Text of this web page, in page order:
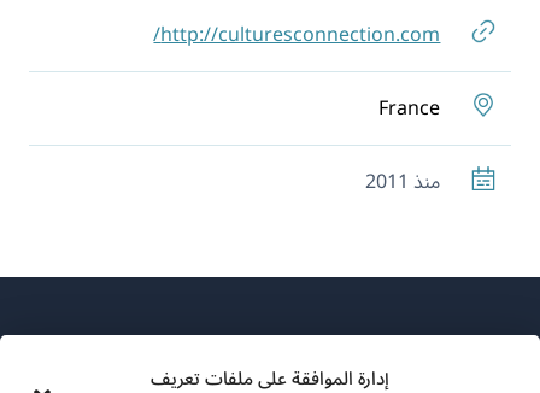
إدارة الموافقة على ملفات تعريف
http://culturesconnection.com/
France
منذ 2011